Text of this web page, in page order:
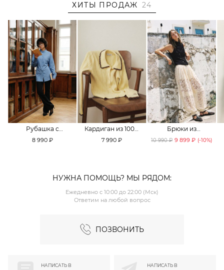
ХИТЫ ПРОДАЖ 24
Рубашка с
принтом «клетка»
8 990 ₽
Кардиган из 100%
хлопка TOPTOP
7 990 ₽
Брюки из
смесового хлопка
10 990 ₽ 9 899 ₽ (-10%)
НУЖНА ПОМОЩЬ? МЫ РЯДОМ:
ПОЗВОНИТЬ
Ежедневно с 10:00 до 22:00 (Мск)
Ответим на любой вопрос
НАПИСАТЬ В НАПИСАТЬ В